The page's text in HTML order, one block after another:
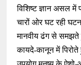
विशिष्ट ज्ञान असल
चारों ओर घट रही
मानवीय ढंग से समझते
कायदे-कानून में